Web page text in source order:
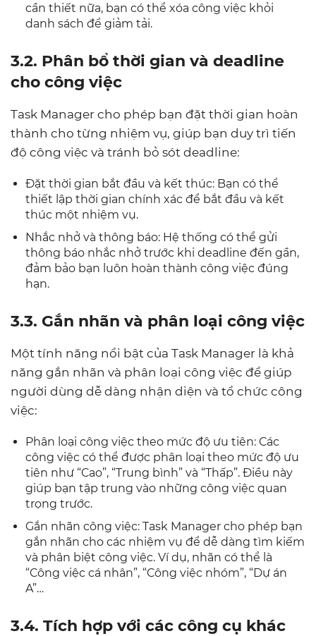
cần thiết nữa, bạn có thể xóa công việc khỏi
danh sách để giảm tải.
3.2. Phân bổ thời gian và deadline
cho công việc
Task Manager cho phép bạn đặt thời gian hoàn
thành cho từng nhiệm vụ, giúp bạn duy trì tiến
độ công việc và tránh bỏ sót deadline:
Đặt thời gian bắt đầu và kết thúc: Bạn có thể
thiết lập thời gian chính xác để bắt đầu và kết
thúc một nhiệm vụ.
Nhắc nhở và thông báo: Hệ thống có thể gửi
thông báo nhắc nhở trước khi deadline đến gần,
đảm bảo bạn luôn hoàn thành công việc đúng
hạn.
3.3. Gắn nhãn và phân loại công việc
Một tính năng nổi bật của Task Manager là khả
năng gắn nhãn và phân loại công việc để giúp
người dùng dễ dàng nhận diện và tổ chức công
việc:
Phân loại công việc theo mức độ ưu tiên: Các
công việc có thể được phân loại theo mức độ ưu
tiên như “Cao”, “Trung bình” và “Thấp”. Điều này
giúp bạn tập trung vào những công việc quan
trọng trước.
Gắn nhãn công việc: Task Manager cho phép bạn
gắn nhãn cho các nhiệm vụ để dễ dàng tìm kiếm
và phân biệt công việc. Ví dụ, nhãn có thể là
“Công việc cá nhân”, “Công việc nhóm”, “Dự án
A”…
3.4. Tích hợp với các công cụ khác